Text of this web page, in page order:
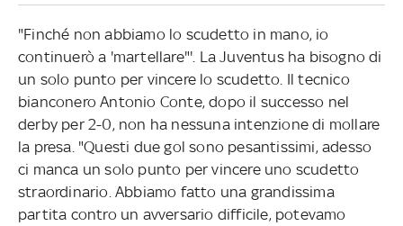
"Finché non abbiamo lo scudetto in mano, io
continuerò a 'martellare"'. La Juventus ha bisogno di
un solo punto per vincere lo scudetto. Il tecnico
bianconero Antonio Conte, dopo il successo nel
derby per 2-0, non ha nessuna intenzione di mollare
la presa. "Questi due gol sono pesantissimi, adesso
ci manca un solo punto per vincere uno scudetto
straordinario. Abbiamo fatto una grandissima
partita contro un avversario difficile, potevamo